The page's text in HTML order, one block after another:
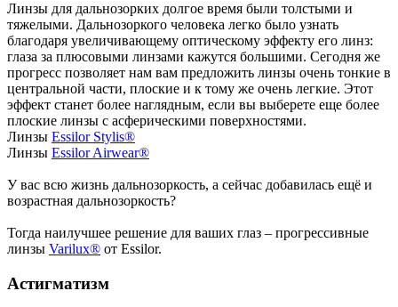
Линзы для дальнозорких долгое время были толстыми и
тяжелыми. Дальнозоркого человека легко было узнать
благодаря увеличивающему оптическому эффекту его линз:
глаза за плюсовыми линзами кажутся большими. Сегодня же
прогресс позволяет нам вам предложить линзы очень тонкие в
центральной части, плоские и к тому же очень легкие. Этот
эффект станет более наглядным, если вы выберете еще более
плоские линзы с асферическими поверхностями.
Линзы Essilor Stylis®
Линзы Essilor Airwear®
У вас всю жизнь дальнозоркость, а сейчас добавилась ещё и
возрастная дальнозоркость?
Тогда наилучшее решение для ваших глаз – прогрессивные
линзы Varilux® от Essilor.
Астигматизм